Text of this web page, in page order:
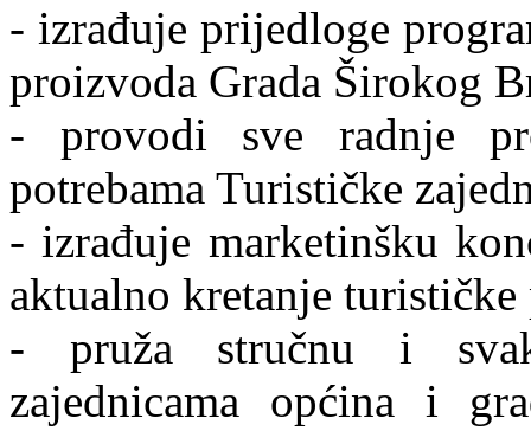
- izrađuje prijedloge
proizvoda Grada Širokog
- provodi sve radnje
potrebama Turističke
- izrađuje marketinšku
aktualno kretanje
- pruža stručnu i
zajednicama općina i